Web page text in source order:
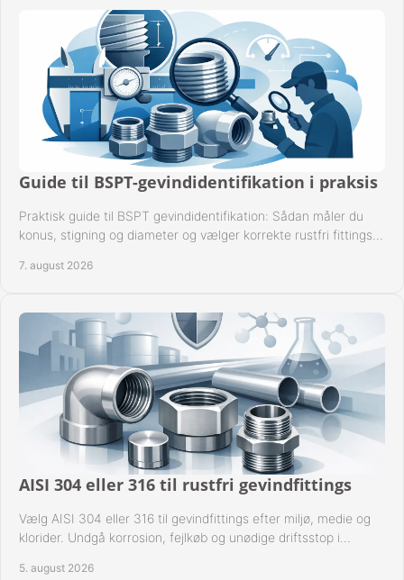
Guide til BSPT-gevindidentifikation i praksis
Praktisk guide til BSPT gevindidentifikation: Sådan måler du
konus, stigning og diameter og vælger korrekte rustfri fittings
7. august 2026
AISI 304 eller 316 til rustfri gevindfittings
Vælg AISI 304 eller 316 til gevindfittings efter miljø, medie og
klorider. Undgå korrosion, fejlkøb og unødige driftsstop i
5. august 2026